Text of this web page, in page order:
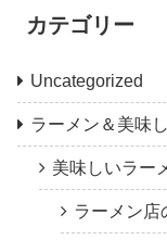
カテゴリー
Uncategorized
ラーメン＆美味
美味しいラー
ラーメン店